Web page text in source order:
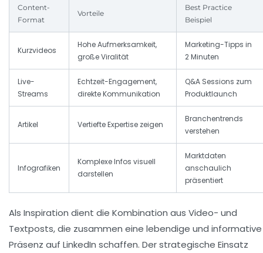
Content-
Format
Vorteile
Best Practice
Beispiel
Kurzvideos
Hohe Aufmerksamkeit,
große Viralität
Marketing-Tipps in
2 Minuten
Live-
Streams
Echtzeit-Engagement,
direkte Kommunikation
Q&A Sessions zum
Produktlaunch
Artikel Vertiefte Expertise zeigen
Branchentrends
verstehen
Infografiken
Komplexe Infos visuell
darstellen
Marktdaten
anschaulich
präsentiert
Als Inspiration dient die Kombination aus Video- und
Textposts, die zusammen eine lebendige und informative
Präsenz auf LinkedIn schaffen. Der strategische Einsatz